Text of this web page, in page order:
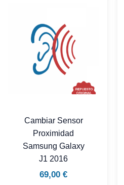
Cambiar Sensor
Proximidad
Samsung Galaxy
J1 2016
69,00€